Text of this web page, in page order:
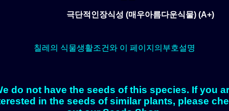
극단적인장식성 (매우아름다운식물) (A+)
칠레의 식물생활조건와 이 페이지의부호설명
do not have the seeds of this species. If you
in the seeds of similar plants, please